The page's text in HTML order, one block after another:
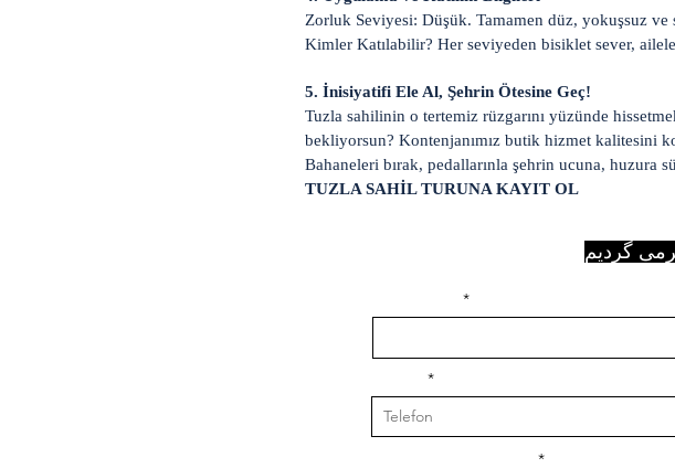
Zorluk Seviyesi: Düşük. Tamamen düz, yokuşsuz ve
Kimler Katılabilir? Her seviyeden bisiklet sever,
5. İnisiyatifi Ele Al, Şehrin Ötesine Geç!
Tuzla sahilinin o tertemiz rüzgarını yüzünde
bekliyorsun? Kontenjanımız butik hizmet kalitesini
Bahaneleri bırak, pedallarınla şehrin ucuna, huzura
TUZLA SAHİL TURUNA KAYIT OL
گردیم